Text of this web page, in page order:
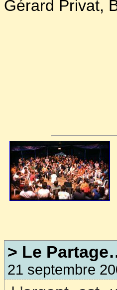
Gérard Privat,
> Le
21 septembre